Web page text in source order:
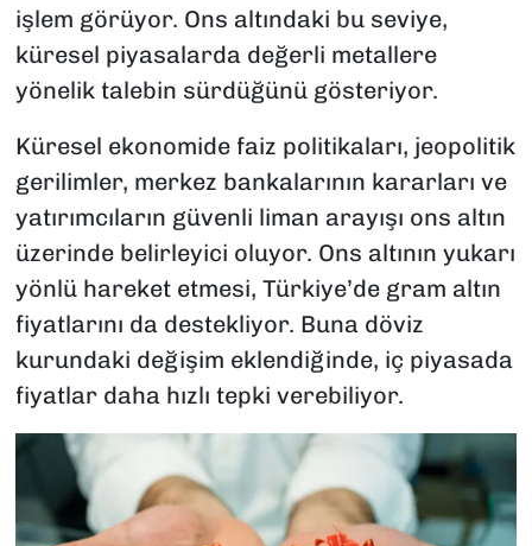
işlem görüyor. Ons altındaki bu seviye,
küresel piyasalarda değerli metallere
yönelik talebin sürdüğünü gösteriyor.
Küresel ekonomide faiz politikaları, jeopolitik
gerilimler, merkez bankalarının kararları ve
yatırımcıların güvenli liman arayışı ons altın
üzerinde belirleyici oluyor. Ons altının yukarı
yönlü hareket etmesi, Türkiye’de gram altın
fiyatlarını da destekliyor. Buna döviz
kurundaki değişim eklendiğinde, iç piyasada
fiyatlar daha hızlı tepki verebiliyor.